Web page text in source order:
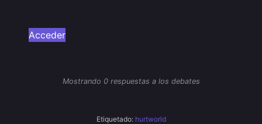
Etiquetado: hurtworld
Mostrando 0 respuestas a los debates
Acceder